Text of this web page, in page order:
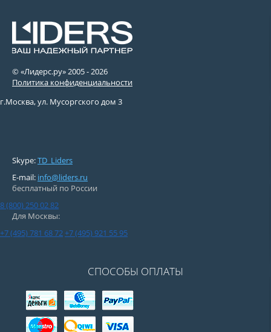
© «Лидерс.ру» 2005 -2026
Политика конфиденциальности
г.Москва, ул. Мусоргского дом 3
Skype:TD_Liders
E-mail: info@liders.ru
бесплатный по России
8 (800) 250 02 82
Для Москвы:
+7 (495) 781 68 72+7 (495) 921 55 95
СПОСОБЫ ОПЛАТЫ